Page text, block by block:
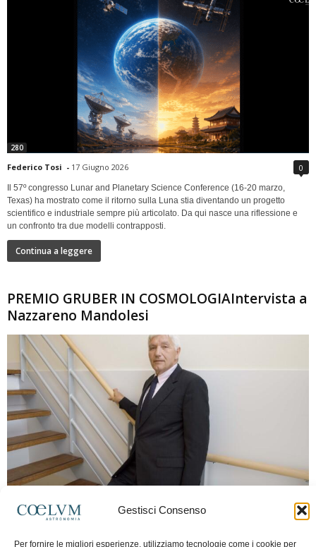
Gestisci Consenso
Per fornire le migliori esperienze, utilizziamo tecnologie come i cookie per
280
Federico Tosi - 17 Giugno 2026 0
Il 57º congresso Lunar and Planetary Science Conference (16-20 marzo,
Texas) ha mostrato come il ritorno sulla Luna stia diventando un progetto
scientifico e industriale sempre più articolato. Da qui nasce una riflessione e
un confronto tra due modelli contrapposti.
Continua a leggere
PREMIO GRUBER IN COSMOLOGIAIntervista a
Nazzareno Mandolesi
Frida Paolella - 16 Giugno 2026 0
spaziale europea e della missione Planck. Il dialogo ripercorre i principali